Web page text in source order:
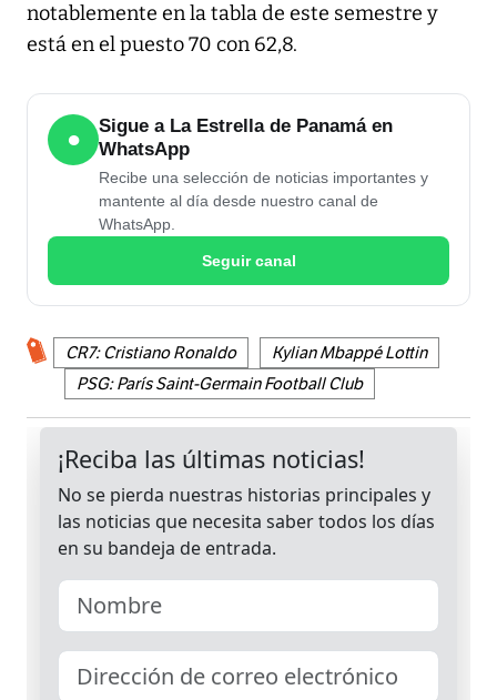
notablemente en la tabla de este semestre y
está en el puesto 70 con 62,8.
●
Sigue a La Estrella de Panamá en
WhatsApp
Recibe una selección de noticias importantes y
mantente al día desde nuestro canal de
WhatsApp.
Seguir canal
CR7: Cristiano Ronaldo
Kylian Mbappé Lottin
PSG: París Saint-Germain Football Club